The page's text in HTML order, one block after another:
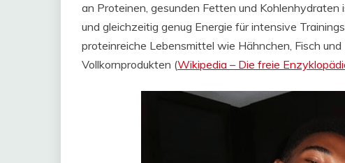
an Proteinen, gesunden Fetten und Kohlenhydraten
und gleichzeitig genug Energie für intensive
proteinreiche Lebensmittel wie Hähnchen, Fisch und
Vollkornprodukten​ (Wikipedia – Die freie